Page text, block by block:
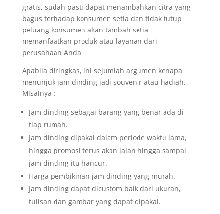
gratis, sudah pasti dapat menambahkan citra yang
bagus terhadap konsumen setia dan tidak tutup
peluang konsumen akan tambah setia
memanfaatkan produk atau layanan dari
perusahaan Anda.
Apabila diringkas, ini sejumlah argumen kenapa
menunjuk jam dinding jadi souvenir atau hadiah.
Misalnya :
Jam dinding sebagai barang yang benar ada di
tiap rumah.
Jam dinding dipakai dalam periode waktu lama,
hingga promosi terus akan jalan hingga sampai
jam dinding itu hancur.
Harga pembikinan jam dinding yang murah.
Jam dinding dapat dicustom baik dari ukuran,
tulisan dan gambar yang dapat dipakai.